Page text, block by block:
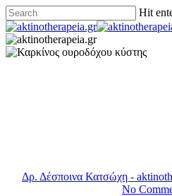
Hit
Δρ. Δέσποινα Κατσώχη -
No